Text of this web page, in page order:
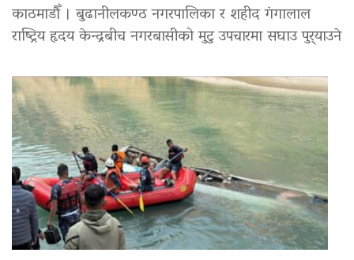
काठमाडौँ । बुढानीलकण्ठ नगरपालिका र शहीद गंगालाल
राष्ट्रिय हृदय केन्द्रबीच नगरबासीको मुटु उपचारमा सघाउ पुर्‍याउने